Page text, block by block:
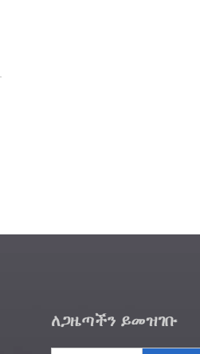
ለጋዜጣችን ይመዝገቡ